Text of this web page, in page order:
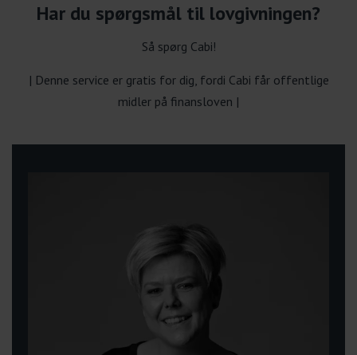
Har du spørgsmål til lovgivningen?
Så spørg Cabi!
| Denne service er gratis for dig, fordi Cabi får offentlige
midler på finansloven |